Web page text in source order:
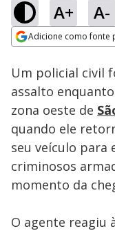
A+ A-
Adicione como fonte
Ativar
Loaded:
40.57%
Um policial civil
assalto enquanto
zona oeste de
quando ele
seu veículo para
criminosos
momento da
O agente reagiu